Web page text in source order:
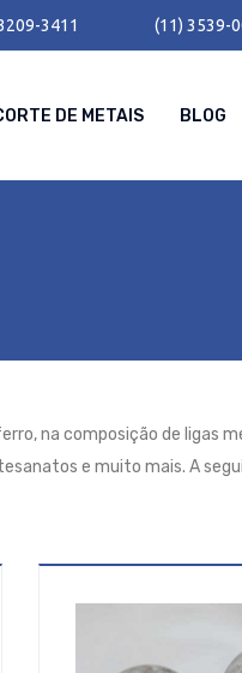
3411 (11) 3539-
DE METAIS BLOG
na composição de ligas
e muito mais. A